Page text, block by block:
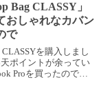
Bag CLASSY」
おしゃれなカバン
で
CLASSYを購入しまし
ポイントが余ってい
Proを買ったので、